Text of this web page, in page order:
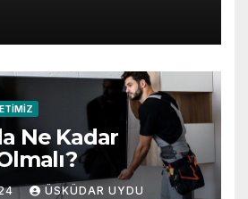
Ne Kadar
ÜSKÜDAR UYDU